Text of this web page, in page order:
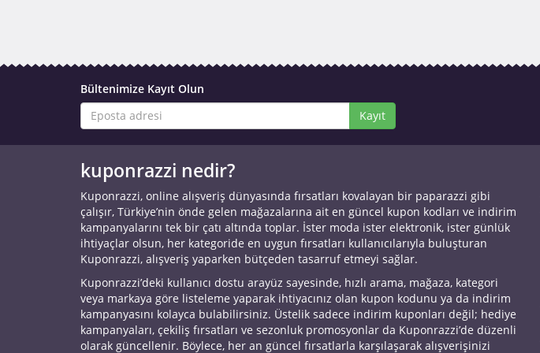
Bültenimize Kayıt Olun
Kayıt
kuponrazzi nedir?
Kuponrazzi, online alışveriş dünyasında fırsatları kovalayan bir paparazzi gibi
çalışır, Türkiye’nin önde gelen mağazalarına ait en güncel kupon kodları ve indirim
kampanyalarını tek bir çatı altında toplar. İster moda ister elektronik, ister günlük
ihtiyaçlar olsun, her kategoride en uygun fırsatları kullanıcılarıyla buluşturan
Kuponrazzi, alışveriş yaparken bütçeden tasarruf etmeyi sağlar.
Kuponrazzi’deki kullanıcı dostu arayüz sayesinde, hızlı arama, mağaza, kategori
veya markaya göre listeleme yaparak ihtiyacınız olan kupon kodunu ya da indirim
kampanyasını kolayca bulabilirsiniz. Üstelik sadece indirim kuponları değil; hediye
kampanyaları, çekiliş fırsatları ve sezonluk promosyonlar da Kuponrazzi’de düzenli
olarak güncellenir. Böylece, her an güncel fırsatlarla karşılaşarak alışverişinizi